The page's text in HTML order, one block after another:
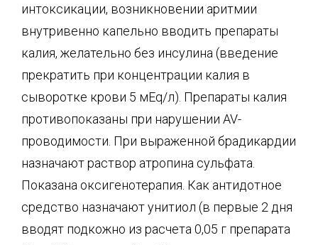
интоксикации, возникновении аритмии
внутривенно капельно вводить препараты
калия, желательно без инсулина (введение
прекратить при концентрации калия в
сыворотке крови 5 мEq/л). Препараты калия
противопоказаны при нарушении AV-
проводимости. При выраженной брадикардии
назначают раствор атропина сульфата.
Показана оксигенотерапия. Как антидотное
средство назначают унитиол (в первые 2 дня
вводят подкожно из расчета 0,05 г препарата